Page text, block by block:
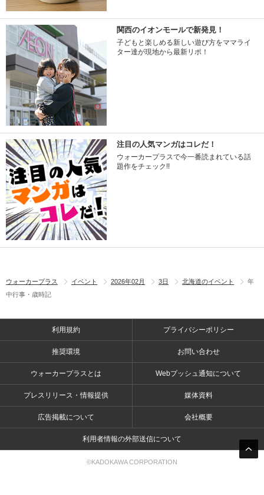
関西のイオンモールで新発見！
子どもと楽しめる新しい遊び方をママライ
ター達が現地から最新リポ！
注目の人気マンガはコレだ！
ウォーカープラスで今一番読まれている話
題作をチェック!!
ウォーカープラス イベント 2026年02月 3日 北海道のイベント
年
中行事・歳時記
利用規約 プライバシーポリシー
推奨環境 お問い合わせ
ウォーカープラスとは Webプッシュ通知について
プレスリリース・情報提供 媒体資料
広告掲載について 会社概要
利用者情報の外部送信について
©KADOKAWA CORPORATION